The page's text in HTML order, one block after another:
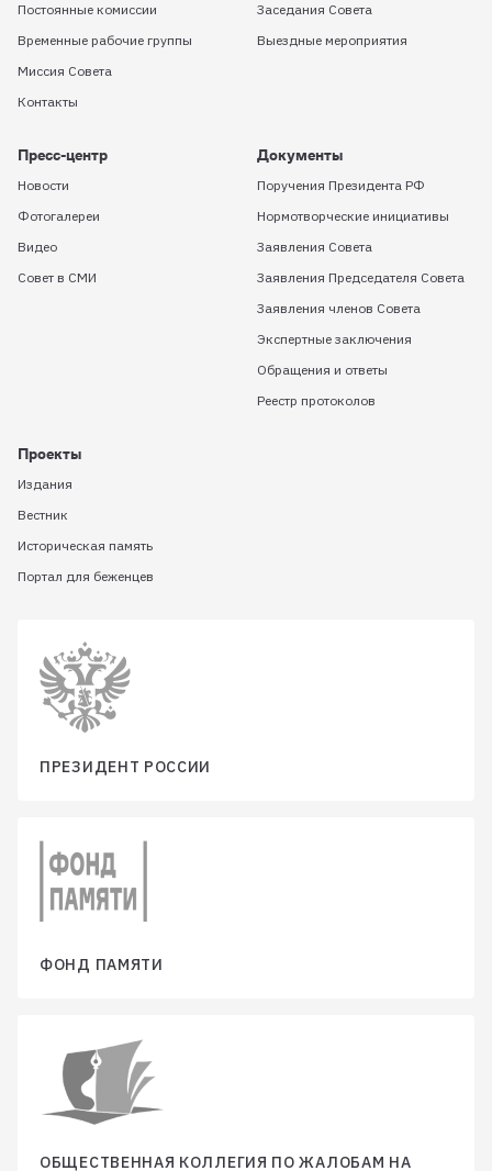
Постоянные комиссии
Временные рабочие группы
Миссия Совета
Контакты
Заседания Совета
Выездные мероприятия
Пресс-центр
Новости
Фотогалереи
Видео
Совет в СМИ
Документы
Поручения Президента РФ
Нормотворческие инициативы
Заявления Совета
Заявления Председателя Совета
Заявления членов Совета
Экспертные заключения
Обращения и ответы
Реестр протоколов
Проекты
Издания
Вестник
Историческая память
Портал для беженцев
ПРЕЗИДЕНТ РОССИИ
ФОНД ПАМЯТИ
ОБЩЕСТВЕННАЯ КОЛЛЕГИЯ ПО ЖАЛОБАМ НА